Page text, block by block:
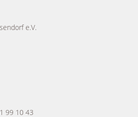
e.V.
99 10 43